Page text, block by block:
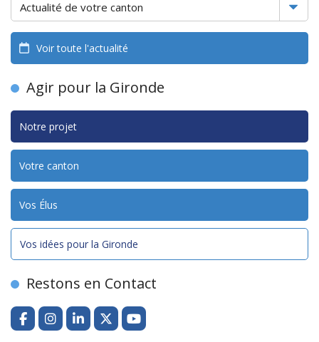
Voir toute l'actualité
Agir pour la Gironde
Notre projet
Votre canton
Vos Élus
Vos idées pour la Gironde
Restons en Contact